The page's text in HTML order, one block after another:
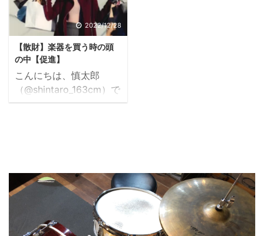
2022/12/28
【散財】楽器を買う時の頭
の中【促進】
こんにちは、慎太郎
（@shintaro_163cm）で
す。 皆さんは楽器買い
etc... 悔いが残らないよ
うにそこそこな買い物を
しました。 普段から
レッスンでも生徒さんに
「ペダル買った方が良い